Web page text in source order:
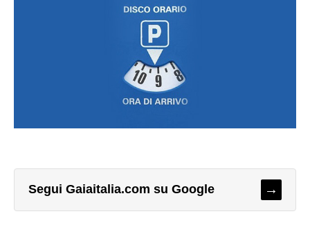
Segui Gaiaitalia.com su Google →